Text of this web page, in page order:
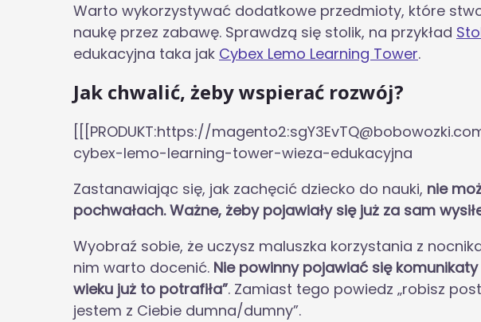
Warto wykorzystywać dodatkowe przedmioty, które
naukę przez zabawę. Sprawdzą się stolik, na przykład
edukacyjna taka jak Cybex Lemo Learning Tower.
Jak chwalić, żeby wspierać rozwój?
[[[PRODUKT:https://
cybex-lemo-learning-tower-wieza-edukacyjna
Zastanawiając się, jak zachęcić dziecko do nauki, nie
pochwałach. Ważne, żeby pojawiały się już za sam
Wyobraź sobie, że uczysz maluszka korzystania z
nim warto docenić. Nie powinny pojawiać się
wieku już to potrafiła”. Zamiast tego powiedz „robisz
jestem z Ciebie dumna/dumny”.